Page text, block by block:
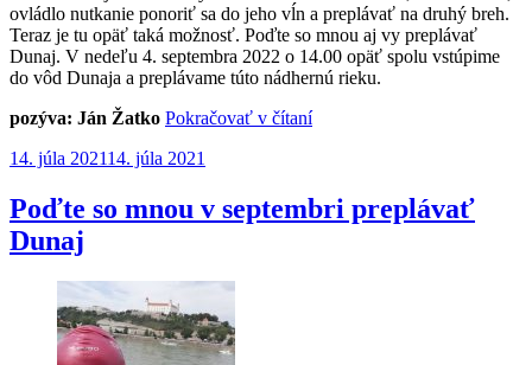
ovládlo nutkanie ponoriť sa do jeho vĺn a preplávať na druhý breh.
Teraz je tu opäť taká možnosť. Poďte so mnou aj vy preplávať
Dunaj. V nedeľu 4. septembra 2022 o 14.00 opäť spolu vstúpime
do vôd Dunaja a preplávame túto nádhernú rieku.
pozýva: Ján Žatko Pokračovať v čítaní„Dunaj
odvážlivcov“
Publikované
14. júla 202114. júla 2021
Poďte so mnou v septembri preplávať
Dunaj